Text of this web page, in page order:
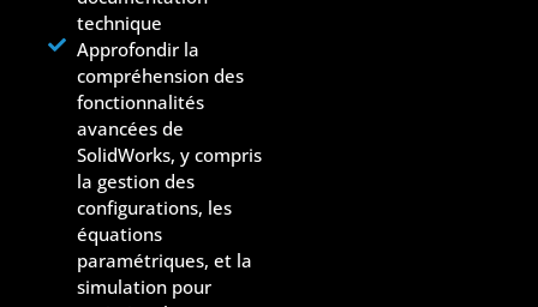
technique
Approfondir la
compréhension des
fonctionnalités
avancées de
SolidWorks, y compris
la gestion des
configurations, les
équations
paramétriques, et la
simulation pour